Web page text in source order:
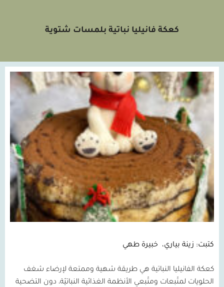
كعكة فانيليا نباتية بلمسات شتوية
كتبت: زينة بياري، خبيرة طهي
كعكة الفانيليا النباتية هي طريقة شهية وممتعة لإرضاء شغف
الحلويات لمتّبعات ومتّبعي الأنظمة الغذائية النباتيّة، دون التضحية